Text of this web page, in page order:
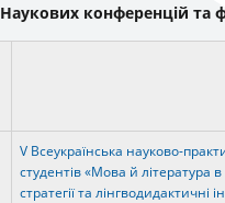
Наукових конференцій та
V Всеукраїнська науково-
студентів «Мова й література
стратегії та